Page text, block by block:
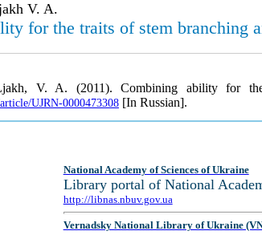
V. A.
for the traits of stem branching
V. A. (2011). Combining ability for
UJRN-0000473308[In Russian].
National Academy of Sciences of Ukraine
Library portal of National
http://libnas.nbuv.gov.ua
Vernadsky National Library of Ukraine